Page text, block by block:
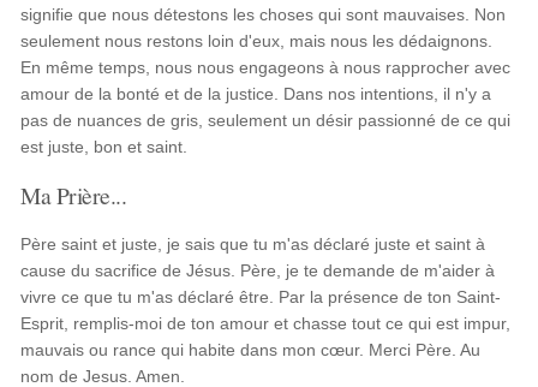
signifie que nous détestons les choses qui sont mauvaises. Non
seulement nous restons loin d'eux, mais nous les dédaignons.
En même temps, nous nous engageons à nous rapprocher avec
amour de la bonté et de la justice. Dans nos intentions, il n'y a
pas de nuances de gris, seulement un désir passionné de ce qui
est juste, bon et saint.
Ma Prière...
Père saint et juste, je sais que tu m'as déclaré juste et saint à
cause du sacrifice de Jésus. Père, je te demande de m'aider à
vivre ce que tu m'as déclaré être. Par la présence de ton Saint-
Esprit, remplis-moi de ton amour et chasse tout ce qui est impur,
mauvais ou rance qui habite dans mon cœur. Merci Père. Au
nom de Jesus. Amen.